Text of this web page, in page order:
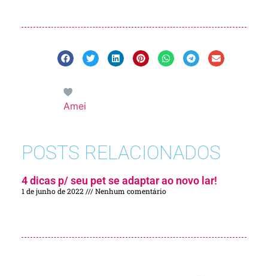
Amei
POSTS RELACIONADOS
4 dicas p/ seu pet se adaptar ao novo lar!
1 de junho de 2022 Nenhum comentário